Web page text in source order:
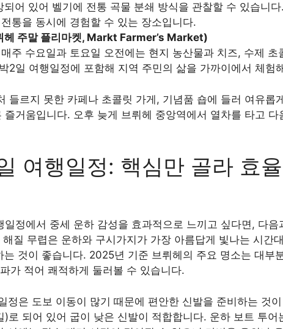
되어 있어 벨기에 전통 곡물 분쇄 방식을 관찰할 수 있습니
통을 동시에 경험할 수 있는 장소입니다.
헤 주말 플리마켓, Markt Farmer’s Market)
주 수요일과 토요일 오전에는 현지 농산물과 치즈, 수제 초
2일 여행일정에 포함해 지역 주민의 삶을 가까이에서 체험
들르지 못한 카페나 초콜릿 가게, 기념품 숍에 들러 여유롭
즐거움입니다. 오후 늦게 브뤼헤 중앙역에서 열차를 타고 다
여행일정: 핵심만 골라 효
일정에서 중세 운하 감성을 효과적으로 느끼고 싶다면, 다음
질 무렵은 운하와 구시가지가 가장 아름답게 빛나는 시간
는 것이 좋습니다. 2025년 기준 브뤼헤의 주요 명소는 대부
가 적어 쾌적하게 둘러볼 수 있습니다.
정은 도보 이동이 많기 때문에 편안한 신발을 준비하는 것
)로 되어 있어 굽이 낮은 신발이 적합합니다. 운하 보트 투